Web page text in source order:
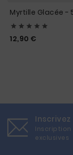
Myrtille Glacée -
    
12,90 €
exclusives